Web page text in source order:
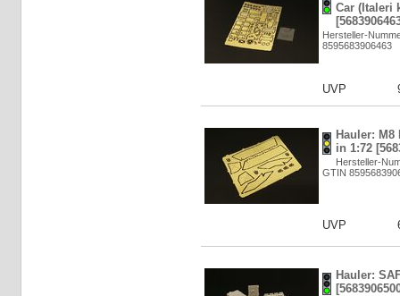
Car (Italeri
Hersteller-
8595683906463
UVP
Hauler: M8
in 1:72
Hersteller-
GTIN
UVP
Hauler: